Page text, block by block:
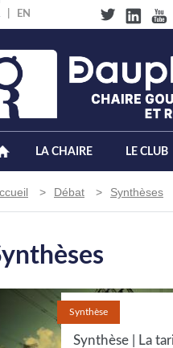
EN
LA CHAIRE LE CLUB
Débat Synthèses
Synthèse
Synthèse | La